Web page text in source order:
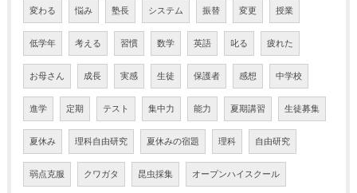
変わる 悩み 塾長 システム 振替 変更 授業
低学年 考える 習慣 数学 英語 叱る 疲れた
お母さん 成長 実感 生徒 保護者 感想 中学校
進学 定期 テスト 集中力 能力 夏期講習 生徒募集
夏休み 理科自由研究 夏休みの宿題 理科 自由研究
弱点克服 クワガタ 昆虫採集 オープンハイスクール